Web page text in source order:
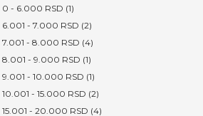
0 - 6.000 RSD (1)
6.001 - 7.000 RSD (2)
7.001 - 8.000 RSD (4)
8.001 - 9.000 RSD (1)
9.001 - 10.000 RSD (1)
10.001 - 15.000 RSD (2)
15.001 - 20.000 RSD (4)